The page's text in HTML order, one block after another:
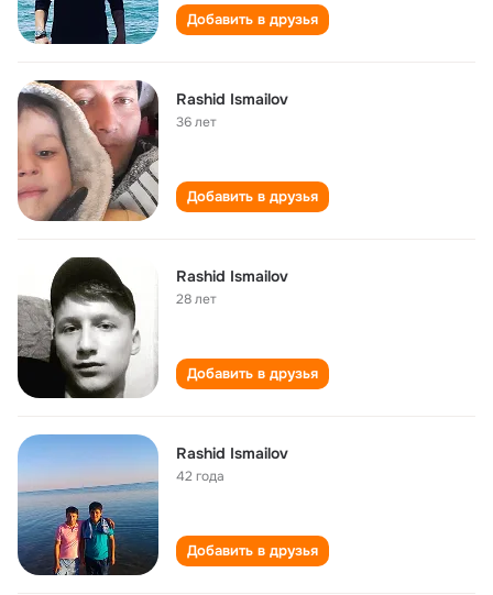
Добавить в друзья
Rashid Ismailov
36 лет
Добавить в друзья
Rashid Ismailov
28 лет
Добавить в друзья
Rashid Ismailov
42 года
Добавить в друзья